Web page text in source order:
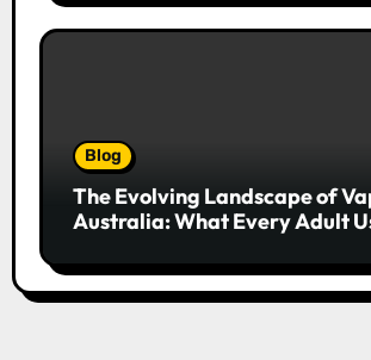
Blog
The Evolving Landscape of
Australia: What Every Adult